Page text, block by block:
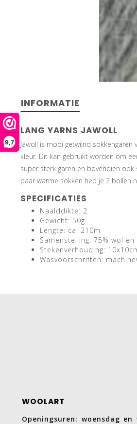
9,7
INFORMATIE
LANG YARNS JAWOLL
Jawoll is mooi getwijnd
kleur. Dit kan gebruikt worden om
super sterk garen en bovendien ook
paar warme sokken heb je 2 bollen
SPECIFICATIES
Naalddikte: 2
Gewicht: 50g
Lengte: ca. 210m
Samenstelling: 75% wol
Stekenverhouding:
Wasvoorschriften:
WOOLART
Openingsuren: woensdag en